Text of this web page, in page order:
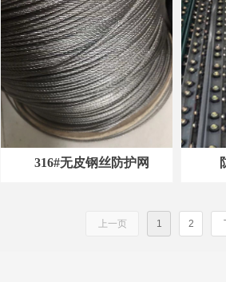
316#无皮钢丝防护网
上一页 1 2